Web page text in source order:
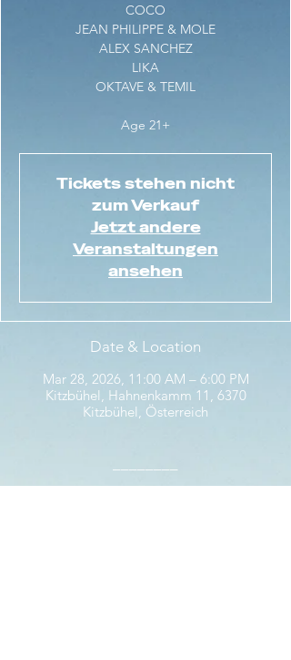
COCO
JEAN PHILIPPE & MOLE
ALEX SANCHEZ
LIKA
OKTAVE & TEMIL
Age 21+
Tickets stehen nicht
zum Verkauf
Jetzt andere
Veranstaltungen
ansehen
Date & Location
Mar 28, 2026, 11:00 AM – 6:00 PM
Kitzbühel, Hahnenkamm 11, 6370
Kitzbühel, Österreich